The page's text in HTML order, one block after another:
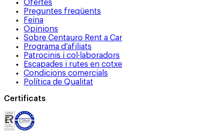
Ofertes
Preguntes freqüents
Feina
Opinions
Sobre Centauro Rent a Car
Programa d’afiliats
Patrocinis i col·laboradors
Escapades i rutes en cotxe
Condicions comercials
Política de Qualitat
Certificats